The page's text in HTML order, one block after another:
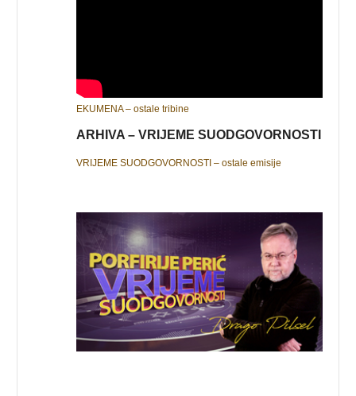
EKUMENA – ostale tribine
ARHIVA – VRIJEME SUODGOVORNOSTI
VRIJEME SUODGOVORNOSTI – ostale emisije